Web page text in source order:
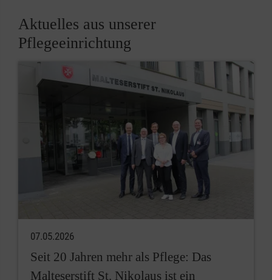
Aktuelles aus unserer
Pflegeeinrichtung
07.05.2026
Seit 20 Jahren mehr als Pflege: Das
Malteserstift St. Nikolaus ist ein